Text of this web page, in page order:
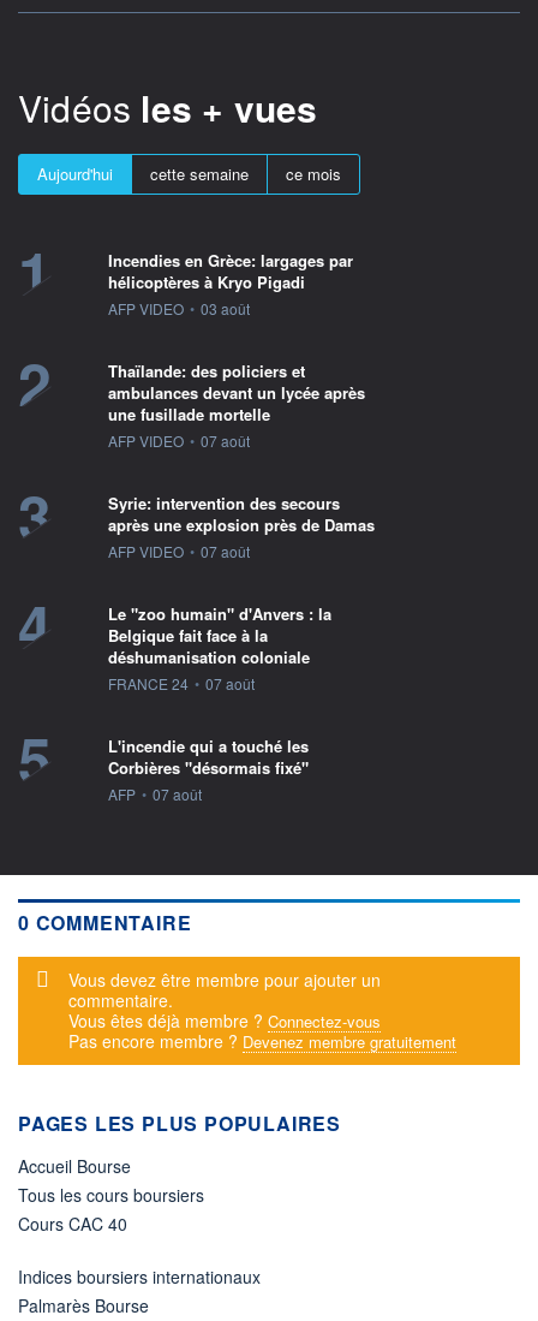
Vidéos les + vues
Aujourd'hui cette semaine ce mois
1
Incendies en Grèce: largages par
hélicoptères à Kryo Pigadi
information fournie par
AFP VIDEO • 03 août
2
Thaïlande: des policiers et
ambulances devant un lycée après
une fusillade mortelle
information fournie par
AFP VIDEO • 07 août
3
Syrie: intervention des secours
après une explosion près de Damas
information fournie par
AFP VIDEO • 07 août
4
Le "zoo humain" d'Anvers : la
Belgique fait face à la
déshumanisation coloniale
information fournie par
FRANCE 24 • 07 août
5
L'incendie qui a touché les
Corbières "désormais fixé"
information fournie par
AFP • 07 août
0 COMMENTAIRE
Message d'alerte
Vous devez être membre pour ajouter un
commentaire.
Vous êtes déjà membre ? Connectez-vous
Pas encore membre ? Devenez membre gratuitement
PAGES LES PLUS POPULAIRES
Accueil Bourse
Tous les cours boursiers
Cours CAC 40
Indices boursiers internationaux
Palmarès Bourse